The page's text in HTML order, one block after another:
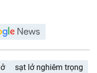
sạt lở nghiêm trọng